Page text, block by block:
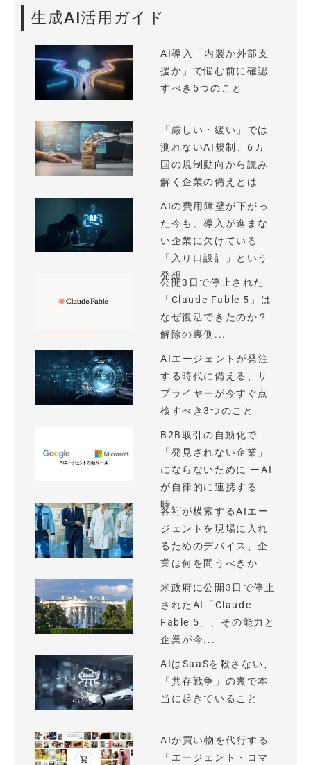
生成AI活用ガイド
AI導入「内製か外部支
援か」で悩む前に確認
すべき5つのこと
「厳しい・緩い」では
測れないAI規制、6カ
国の規制動向から読み
解く企業の備えとは
AIの費用障壁が下がっ
た今も、導入が進まな
い企業に欠けている
「入り口設計」という
発想
公開3日で停止された
「Claude Fable 5」は
なぜ復活できたのか？
解除の裏側...
AIエージェントが発注
する時代に備える、サ
プライヤーが今すぐ点
検すべき3つのこと
B2B取引の自動化で
「発見されない企業」
にならないために ーAI
が自律的に連携する
時...
各社が模索するAIエー
ジェントを現場に入れ
るためのデバイス、企
業は何を問うべきか
米政府に公開3日で停止
されたAI「Claude
Fable 5」、その能力と
企業が今...
AIはSaaSを殺さない、
「共存戦争」の裏で本
当に起きていること
AIが買い物を代行する
「エージェント・コマ